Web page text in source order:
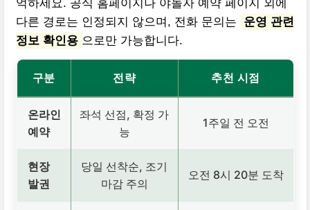
억하세요. 공식 홈페이지나 야놀자 예약 페이지 외에
다른 경로는 인정되지 않으며, 전화 문의는
운영 관련
정보 확인용 으로만 가능합니다.
구분 전략 추천 시점
온라인
예약
좌석 선점, 확정 가
능
1주일 전 오전
현장
발권
당일 선착순, 조기
마감 주의
오전 8시 20분 도착